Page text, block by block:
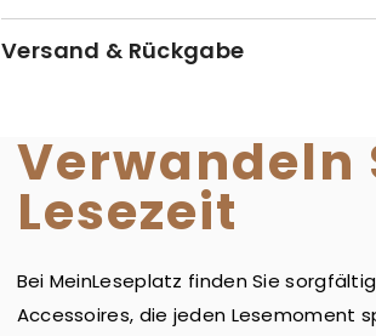
Versand & Rückgabe
Verwandeln
Lesezeit
Bei MeinLeseplatz finden Sie
Accessoires, die jeden Lesemoment